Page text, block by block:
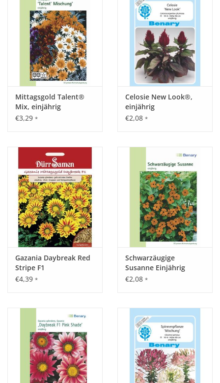
Mittagsgold Talent®
Mix, einjährig
€3,29 *
Celosie New Look®,
einjährig
€2,08 *
Gazania Daybreak Red
Stripe F1
€4,39 *
Schwarzäugige
Susanne Einjährig
€2,08 *